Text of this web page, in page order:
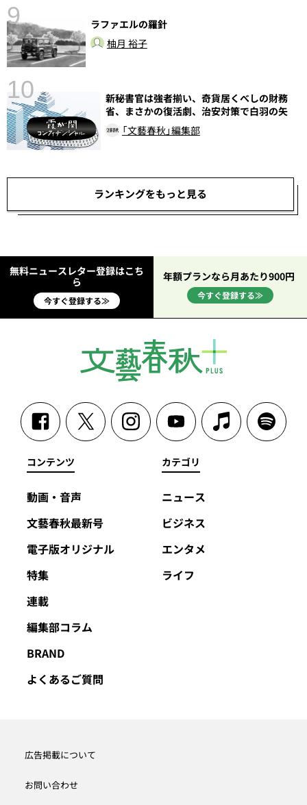
9
ラファエルの羅針
柚月 裕子
10
新秘書官は強者揃い、奇貨居くべしの財務
省、まさかの復活劇、治安対策で白羽の矢
「文藝春秋」編集部
ランキングをもっと見る
無料ニュースレター登録はこち
ら
今すぐ登録する≫
年額プランなら月あたり900円
今すぐ登録する≫
コンテンツ
動画・音声
文藝春秋最新号
電子版オリジナル
特集
連載
編集部コラム
BRAND
よくあるご質問
カテゴリ
ニュース
ビジネス
エンタメ
ライフ
広告掲載について
お問い合わせ